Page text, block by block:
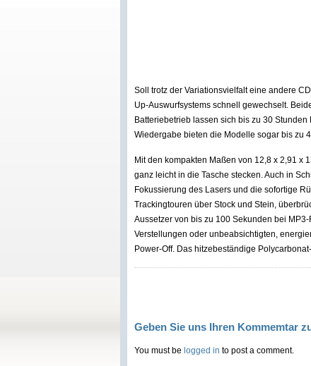
Soll trotz der Variationsvielfalt eine andere
Up-Auswurfsystems schnell gewechselt.
Batteriebetrieb lassen sich bis zu 30
Wiedergabe bieten die Modelle sogar bis zu
Mit den kompakten Maßen von 12,8 x 2,91 x
ganz leicht in die Tasche stecken. Auch in
Fokussierung des Lasers und die sofortige
Trackingtouren über Stock und Stein,
Aussetzer von bis zu 100 Sekunden bei
Verstellungen oder unbeabsichtigten,
Power-Off. Das hitzebeständige
Geben Sie uns Ihren Kommemtar
You must be logged in to post a comment.